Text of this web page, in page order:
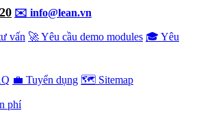
✉️ info@lean.vn
vấn 🚀 Yêu cầu demo modules 🎓 Yêu
💼 Tuyển dụng 🗺️ Sitemap
phí